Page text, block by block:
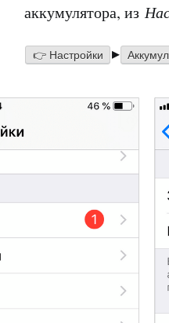
аккумулятора, из
👉 Настройки ▸